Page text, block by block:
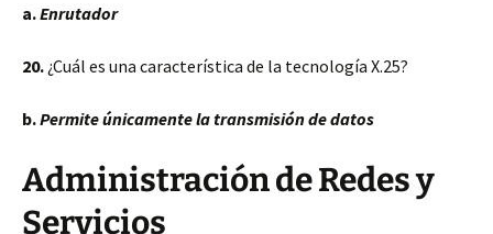
a.Enrutador
20. ¿Cuál es una característica de la tecnología X.25?
b.Permite únicamente la transmisión de datos
Administración de Redes y
Servicios